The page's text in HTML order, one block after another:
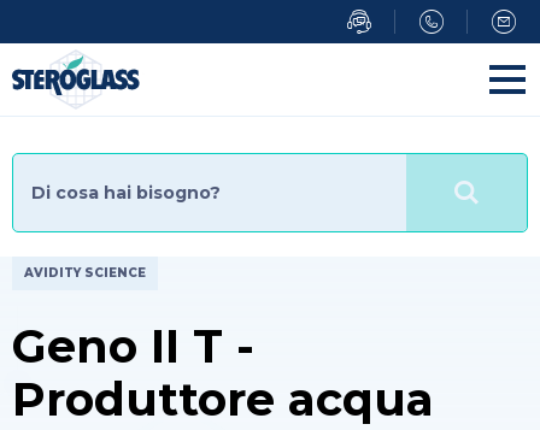
al
contenuto
principale
AVIDITY SCIENCE
Geno II T -
Produttore acqua